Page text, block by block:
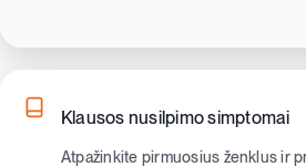
Klausos nusilpimo simptomai
Atpažinkite pirmuosius ženklus ir